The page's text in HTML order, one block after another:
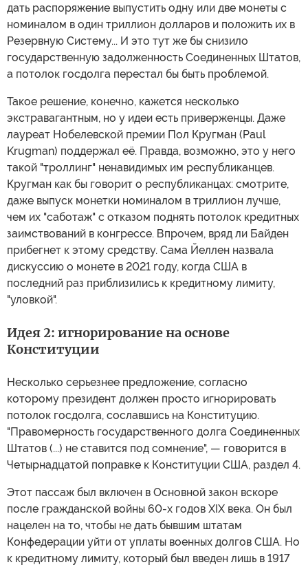
дать распоряжение выпустить одну или две монеты с
номиналом в один триллион долларов и положить их в
Резервную Систему... И это тут же бы снизило
государственную задолженность Соединенных Штатов,
а потолок госдолга перестал бы быть проблемой.
Такое решение, конечно, кажется несколько
экстравагантным, но у идеи есть приверженцы. Даже
лауреат Нобелевской премии Пол Кругман (Paul
Krugman) поддержал её. Правда, возможно, это у него
такой "троллинг" ненавидимых им республиканцев.
Кругман как бы говорит о республиканцах: смотрите,
даже выпуск монетки номиналом в триллион лучше,
чем их "саботаж" с отказом поднять потолок кредитных
заимствований в конгрессе. Впрочем, вряд ли Байден
прибегнет к этому средству. Сама Йеллен назвала
дискуссию о монете в 2021 году, когда США в
последний раз приблизились к кредитному лимиту,
"уловкой".
Идея 2: игнорирование на основе
Конституции
Несколько серьезнее предложение, согласно
которому президент должен просто игнорировать
потолок госдолга, сославшись на Конституцию.
"Правомерность государственного долга Соединенных
Штатов (...) не ставится под сомнение", — говорится в
Четырнадцатой поправке к Конституции США, раздел 4.
Этот пассаж был включен в Основной закон вскоре
после гражданской войны 60-х годов XIX века. Он был
нацелен на то, чтобы не дать бывшим штатам
Конфедерации уйти от уплаты военных долгов США. Но
к кредитному лимиту, который был введен лишь в 1917